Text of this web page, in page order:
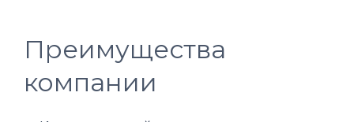
Преимущества
компании